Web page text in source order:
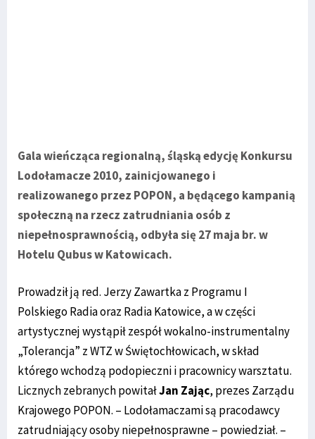
Gala wieńcząca regionalną, śląską edycję Konkursu
Lodołamacze 2010, zainicjowanego i
realizowanego przez POPON, a będącego kampanią
społeczną na rzecz zatrudniania osób z
niepełnosprawnością, odbyła się 27 maja br. w
Hotelu Qubus w Katowicach.
Prowadził ją red. Jerzy Zawartka z Programu I
Polskiego Radia oraz Radia Katowice, a w części
artystycznej wystąpił zespół wokalno-instrumentalny
„Tolerancja” z WTZ w Świętochłowicach, w skład
którego wchodzą podopieczni i pracownicy warsztatu.
Licznych zebranych powitałJan Zając, prezes Zarządu
Krajowego POPON. – Lodołamaczami są pracodawcy
zatrudniający osoby niepełnosprawne – powiedział. –